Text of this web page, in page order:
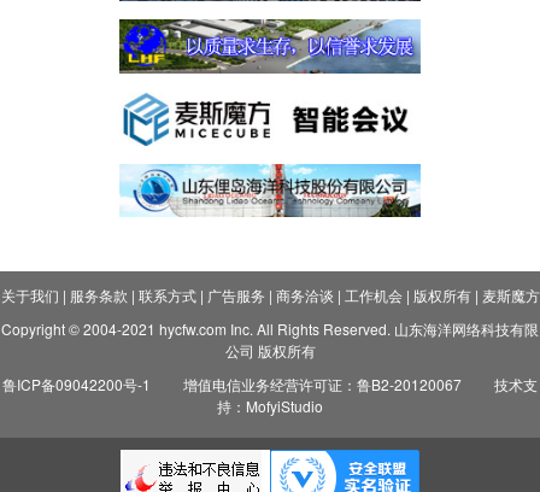
关于我们 | 服务条款 | 联系方式| 广告服务 | 商务洽谈 | 工作机会| 版权所有| 麦斯魔方
Copyright © 2004-2021 hycfw.com Inc. All Rights Reserved. 山东海洋网络科技有限
公司 版权所有
鲁ICP备09042200号-1
增值电信业务经营许可证：鲁B2-20120067
技术支
持：MofyiStudio